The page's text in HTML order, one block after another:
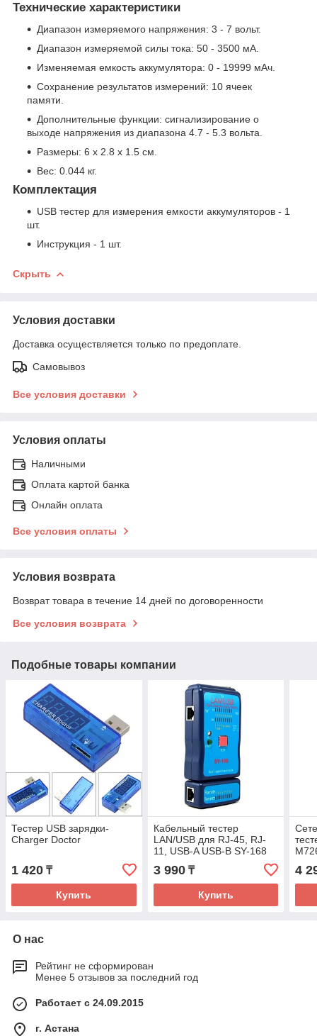
Технические характеристики
Диапазон измеряемого напряжения: 3 - 7 вольт.
Диапазон измеряемой силы тока: 50 - 3500 мА.
Изменяемая емкость аккумулятора: 0 - 19999 мАч.
Сохранение результатов измерений: 10 ячеек
памяти.
Дополнительные функции: сигнализирование о
выходе напряжения из диапазона 4.7 - 5.3 вольта.
Размеры: 6 x 2.8 x 1.5 см.
Вес: 0.044 кг.
Комплектация
USB тестер для измерения емкости аккумуляторов - 1
шт.
Инструкция - 1 шт.
Скрыть
Условия доставки
Доставка осуществляется только по предоплате.
Самовывоз
Все условия доставки
Условия оплаты
Наличными
Оплата картой банка
Онлайн оплата
Все условия оплаты
Условия возврата
Возврат товара в течение 14 дней по договоренности
Все условия возврата
Подобные товары компании
Тестер USB зарядки-
Charger Doctor
1 420 ₸
Купить
Кабельный тестер
LAN/USB для RJ-45, RJ-
11, USB-A USB-B SY-168
3 990₸
Купить
4
О нас
Рейтинг не сформирован
Менее 5 отзывов за последний год
Работает с 24.09.2015
г. Астана